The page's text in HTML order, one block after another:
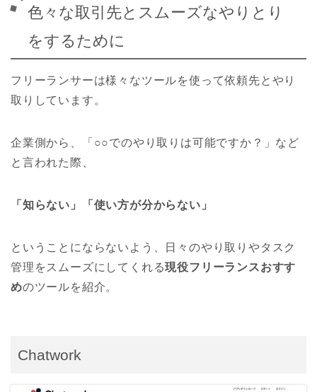
色々な取引先とスムーズなやりとり
をするために
フリーランサーは様々なツールを使って依頼先とやり
取りしています。
企業側から、「○○でのやり取りは可能ですか？」など
と言われた際、
「知らない」「使い方が分からない」
ということにならないよう、日々のやり取りやタスク
管理をスムーズにしてくれる現役フリーランスおすす
めのツールを紹介。
Chatwork